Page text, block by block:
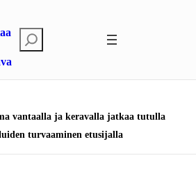
t
vantaalla ja keravalla jatkaa tutulla
turvaaminen etusijalla